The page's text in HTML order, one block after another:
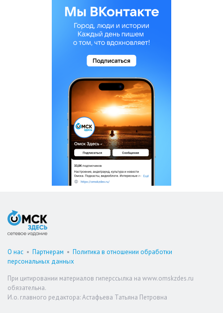
О нас • Партнерам • Политика в отношении обработки
персональных данных
При цитировании материалов гиперссылка на www.omskzdes.ru
обязательна.
И.о. главного редактора: Астафьева Татьяна Петровна